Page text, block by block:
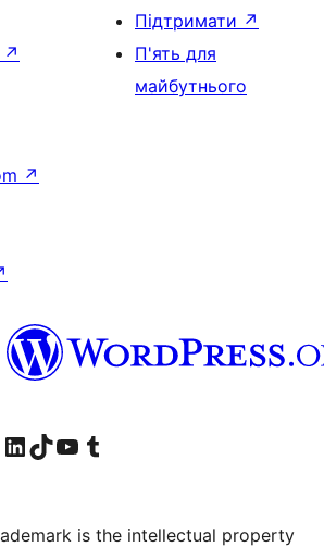
↗
Підтримати ↗
П'ять для
майбутнього
↗
сторінку в Facebook
Instagram account
Visit our LinkedIn account
Visit our TikTok account
Visit our YouTube channel
Visit our Tumblr account
is the intellectual property